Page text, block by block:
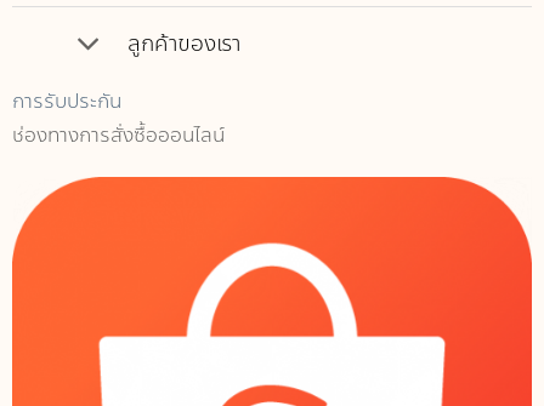
ลูกค้าของเรา
การรับประกัน
ช่องทางการสั่งซื้อออนไลน์